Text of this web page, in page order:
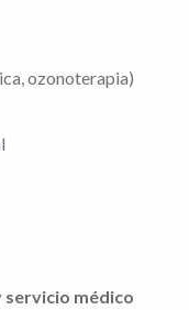
ozonoterapia)
servicio médico